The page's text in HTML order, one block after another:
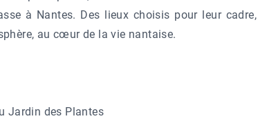
à Nantes. Des lieux choisis pour leur cadre,
au cœur de la vie nantaise.
Jardin des Plantes